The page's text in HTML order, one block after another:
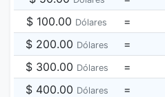
$ 100.00 Dólares =
$ 200.00 Dólares =
$ 300.00 Dólares =
$ 400.00 Dólares =